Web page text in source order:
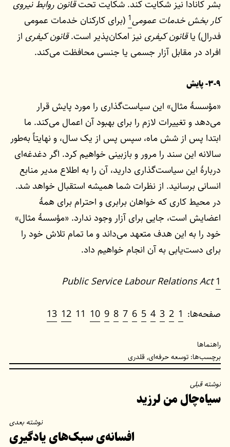
بشر کانادا نیز شکایت کند. شکایت تحتقانون روابط نیروی
کار بخش خدمات عمومی1 (برای کارکنان خدمات عمومی
فدرال) یاقانون کیفرینیز امکان‌پذیر است.قانون کیفری از
افراد در مقابل آزار جسمی یا جنسی محافظت می‌کند.
۳-۹- پایش
«مؤسسۀ مثال» این سیاست‌گذاری را مورد پایش قرار
می‌دهد و تغییرات لازم را برای بهبود آن اعمال می‌کند. ما
ابتدا پس از شش ماه، سپس پس از یک سال، و نهایتاً به‌طور
سالانه این سند را مرور و بازبینی خواهیم کرد. اگر دغدغه‌ای
دربارۀ این سیاست‌گذاری دارید، آن را به اطلاع مدیر منابع
انسانی برسانید. از نظرات شما همیشه استقبال خواهد شد.
در محیط کاری که خواهان برابری و احترام برای همۀ
اعضایش است، جایی برای آزار وجود ندارد. «مؤسسۀ مثال»
خود را به این هدف متعهد می‌داند و ما تمام تلاش خود را
برای دست‌یابی به آن انجام خواهیم داد.
1
Public Service Labour Relations Act
صفحه‌ها: 1
2
3
4
5
6
7
8
9
10
11
12
13
راهنماها
برچسب‌ها: توسعه حرفه‌ای,قلدری
راهبری
نوشته
نوشته قبلی
سیاه‌چال من لرزید
نوشته بعدی
افسانه‌ی سبک‌های یادگیری